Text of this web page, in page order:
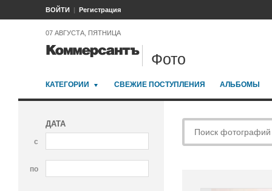
ВОЙТИ Регистрация
07 АВГУСТА, ПЯТНИЦА
Фото
КАТЕГОРИИ СВЕЖИЕ ПОСТУПЛЕНИЯ АЛЬБОМЫ
ДАТА
с
по